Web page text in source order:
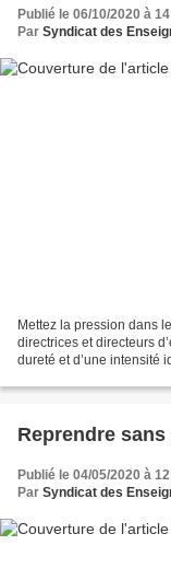
Publié le 06/10/2020 à
Par Syndicat des
Mettez la pression dans
directrices et directeurs
dureté et d’une intensité
Reprendre
Publié le 04/05/2020 à
Par Syndicat des